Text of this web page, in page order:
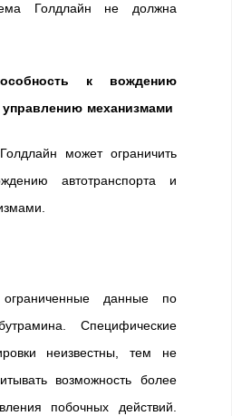
Голдлайн не должна
к вождению
управлению механизмами
может ограничить
автотранспорта и
данные по
Специфические
неизвестны, тем не
возможность более
побочных действий.